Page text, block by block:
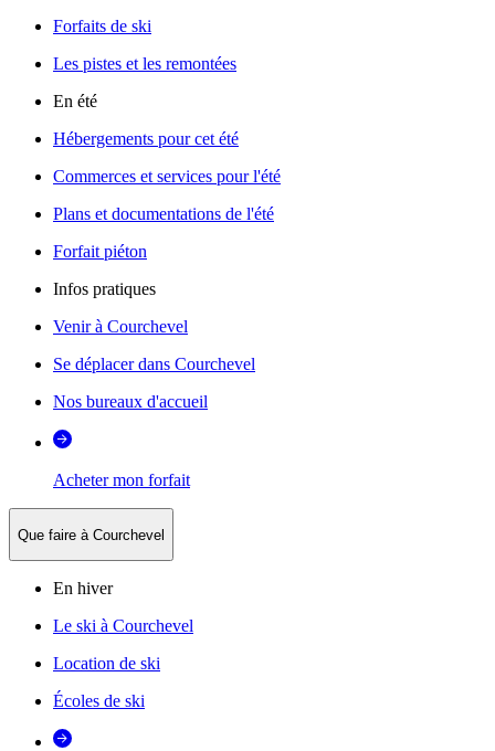
Forfaits de ski
Les pistes et les remontées
En été
Hébergements pour cet été
Commerces et services pour l'été
Plans et documentations de l'été
Forfait piéton
Infos pratiques
Venir à Courchevel
Se déplacer dans Courchevel
Nos bureaux d'accueil
Acheter mon forfait
Que faire à Courchevel
En hiver
Le ski à Courchevel
Location de ski
Écoles de ski